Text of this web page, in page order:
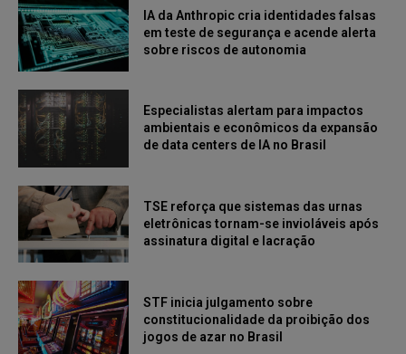
IA da Anthropic cria identidades falsas
em teste de segurança e acende alerta
sobre riscos de autonomia
Especialistas alertam para impactos
ambientais e econômicos da expansão
de data centers de IA no Brasil
TSE reforça que sistemas das urnas
eletrônicas tornam-se invioláveis após
assinatura digital e lacração
STF inicia julgamento sobre
constitucionalidade da proibição dos
jogos de azar no Brasil